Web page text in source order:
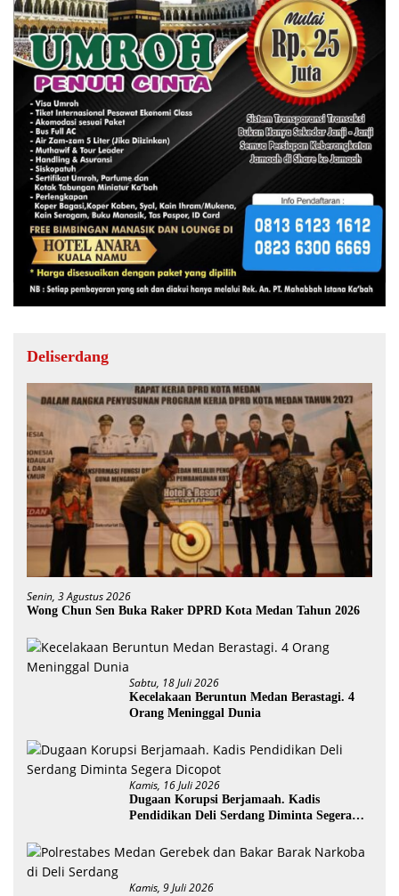
Deliserdang
Senin, 3 Agustus 2026
Wong Chun Sen Buka Raker DPRD Kota Medan Tahun 2026
Sabtu, 18 Juli 2026
Kecelakaan Beruntun Medan Berastagi. 4
Orang Meninggal Dunia
Kamis, 16 Juli 2026
Dugaan Korupsi Berjamaah. Kadis
Pendidikan Deli Serdang Diminta Segera
Kamis, 9 Juli 2026